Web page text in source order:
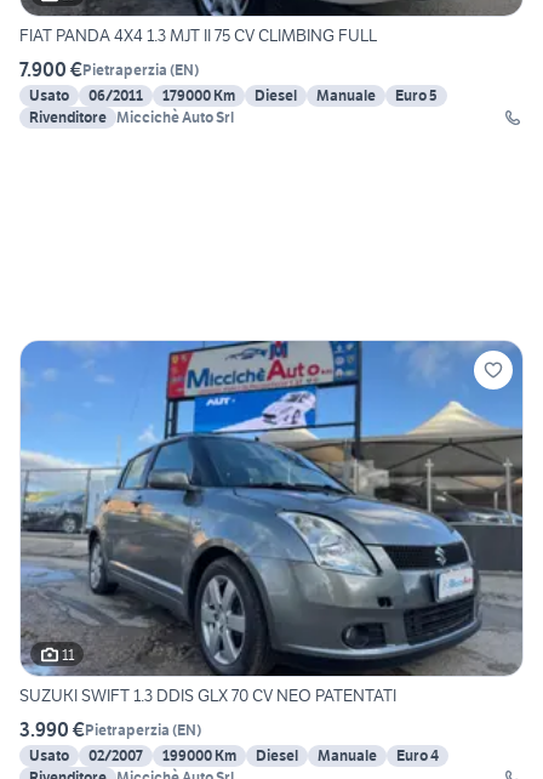
FIAT PANDA 4X4 1.3 MJT II 75 CV CLIMBING FULL
7.900 €Pietraperzia (EN)
Usato
06/2011 179000 Km Diesel Manuale
Euro 5
Rivenditore Miccichè Auto Srl
11
SUZUKI SWIFT 1.3 DDIS GLX 70 CV NEO PATENTATI
3.990 €Pietraperzia (EN)
Usato
02/2007 199000 Km Diesel Manuale
Euro 4